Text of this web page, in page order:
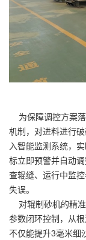
为保障调控方案
机制，对进料进行
入智能监测系统，
标立即预警并自动
查辊缝、运行中监
失误。
对辊制砂机的精
参数闭环控制，从
不仅能提升3毫米细